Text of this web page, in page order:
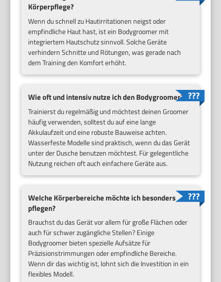
Körperpflege?
Wenn du schnell zu Hautirritationen neigst oder
empfindliche Haut hast, ist ein Bodygroomer mit
integriertem Hautschutz sinnvoll. Solche Geräte
verhindern Schnitte und Rötungen, was gerade nach
dem Training den Komfort erhöht.
Wie oft und intensiv nutze ich den Bodygroomer?
Trainierst du regelmäßig und möchtest deinen Groomer
häufig verwenden, solltest du auf eine lange
Akkulaufzeit und eine robuste Bauweise achten.
Wasserfeste Modelle sind praktisch, wenn du das Gerät
unter der Dusche benutzen möchtest. Für gelegentliche
Nutzung reichen oft auch einfachere Geräte aus.
Welche Körperbereiche möchte ich besonders
pflegen?
Brauchst du das Gerät vor allem für große Flächen oder
auch für schwer zugängliche Stellen? Einige
Bodygroomer bieten spezielle Aufsätze für
Präzisionstrimmungen oder empfindliche Bereiche.
Wenn dir das wichtig ist, lohnt sich die Investition in ein
flexibles Modell.